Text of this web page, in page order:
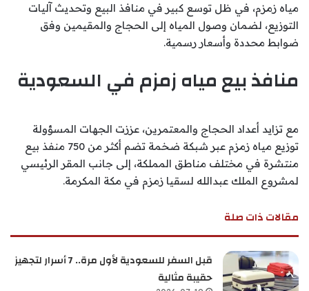
مياه زمزم، في ظل توسع كبير في منافذ البيع وتحديث آليات
التوزيع، لضمان وصول المياه إلى الحجاج والمقيمين وفق
ضوابط محددة وأسعار رسمية.
منافذ بيع مياه زمزم في السعودية
مع تزايد أعداد الحجاج والمعتمرين، عززت الجهات المسؤولة
توزيع مياه زمزم عبر شبكة ضخمة تضم أكثر من 750 منفذ بيع
منتشرة في مختلف مناطق المملكة، إلى جانب المقر الرئيسي
لمشروع الملك عبدالله لسقيا زمزم في مكة المكرمة.
مقالات ذات صلة
قبل السفر للسعودية لأول مرة.. 7 أسرار لتجهيز
حقيبة مثالية